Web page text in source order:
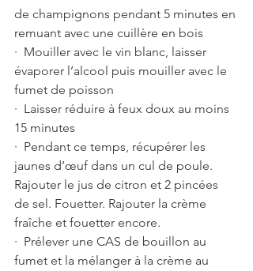
de champignons pendant 5 minutes en
remuant avec une cuillère en bois
·  Mouiller avec le vin blanc, laisser
évaporer l’alcool puis mouiller avec le
fumet de poisson
·  Laisser réduire à feux doux au moins
15 minutes
·  Pendant ce temps, récupérer les
jaunes d’œuf dans un cul de poule.
Rajouter le jus de citron et 2 pincées
de sel. Fouetter. Rajouter la crème
fraîche et fouetter encore.
·  Prélever une CAS de bouillon au
fumet et la mélanger à la crème au